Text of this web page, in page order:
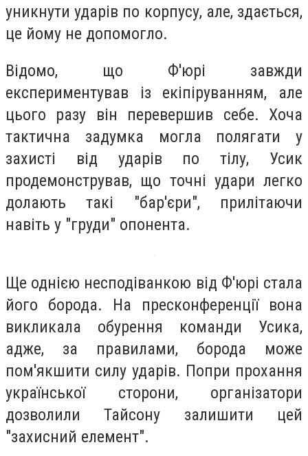
уникнути ударів по корпусу, але, здається,
це йому не допомогло.
Відомо, що Ф'юрі завжди
експериментував із екіпіруванням, але
цього разу він перевершив себе. Хоча
тактична задумка могла полягати у
захисті від ударів по тілу, Усик
продемонстрував, що точні удари легко
долають такі "бар'єри", прилітаючи
навіть у "груди" опонента.
Ще однією несподіванкою від Ф'юрі стала
його борода. На пресконференції вона
викликала обурення команди Усика,
адже, за правилами, борода може
пом'якшити силу ударів. Попри прохання
української сторони, організатори
дозволили Тайсону залишити цей
"захисний елемент".